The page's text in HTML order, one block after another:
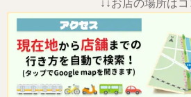
↓↓お店の場所はコ